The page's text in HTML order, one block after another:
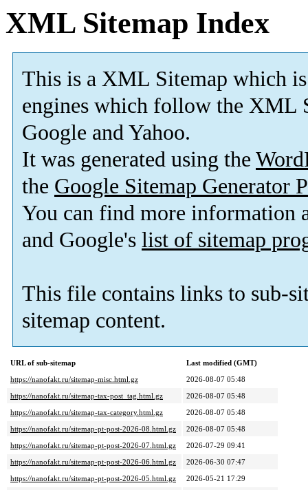
XML Sitemap Index
This is a XML Sitemap which is
engines which follow the XML
Google and Yahoo.
It was generated using the
the Google Sitemap Generator
You can find more information
and Google's list of sitemap
This file contains links to sub-
sitemap content.
URL of sub-sitemap
Last modified (GMT)
https://nanofakt.ru/sitemap-misc.html.gz
2026-08-07 05:48
https://nanofakt.ru/sitemap-tax-post_tag.html.gz
2026-08-07 05:48
https://nanofakt.ru/sitemap-tax-category.html.gz
2026-08-07 05:48
https://nanofakt.ru/sitemap-pt-post-2026-08.html.gz
2026-08-07 05:48
https://nanofakt.ru/sitemap-pt-post-2026-07.html.gz
2026-07-29 09:41
https://nanofakt.ru/sitemap-pt-post-2026-06.html.gz
2026-06-30 07:47
https://nanofakt.ru/sitemap-pt-post-2026-05.html.gz
2026-05-21 17:29